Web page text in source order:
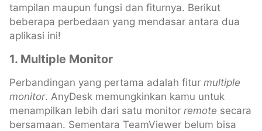
tampilan maupun fungsi dan fiturnya. Berikut
beberapa perbedaan yang mendasar antara dua
aplikasi ini!
1. Multiple Monitor
Perbandingan yang pertama adalah fitur multiple
monitor. AnyDesk memungkinkan kamu untuk
menampilkan lebih dari satu monitor remote secara
bersamaan. Sementara TeamViewer belum bisa